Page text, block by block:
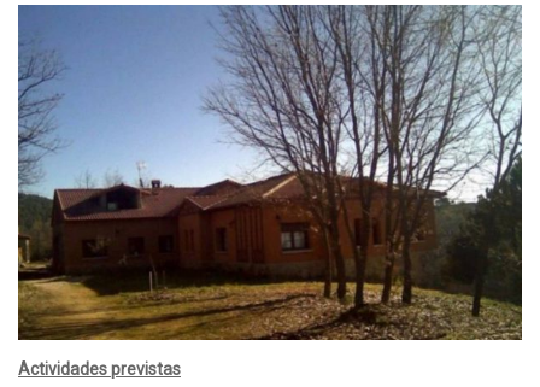
Actividades previstas